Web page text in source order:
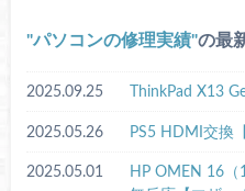
パソコンの修理実績 の最
2025.09.25 ThinkPad X13
2025.05.26 PS5 HDMI交換
2025.05.01
HP OMEN 16